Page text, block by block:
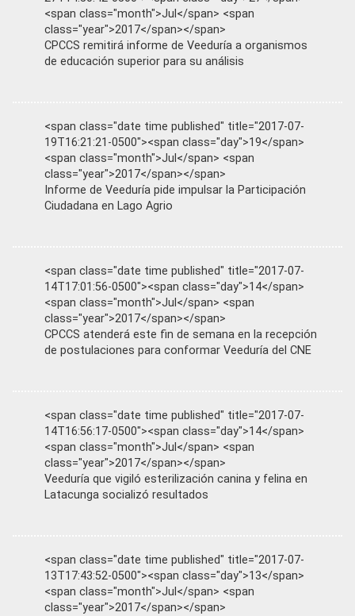
<span class="month">Jul</span> <span
class="year">2017</span></span>
CPCCS remitirá informe de Veeduría a organismos
de educación superior para su análisis
<span class="date time published" title="2017-07-
19T16:21:21-0500"><span class="day">19</span>
<span class="month">Jul</span> <span
class="year">2017</span></span>
Informe de Veeduría pide impulsar la Participación
Ciudadana en Lago Agrio
<span class="date time published" title="2017-07-
14T17:01:56-0500"><span class="day">14</span>
<span class="month">Jul</span> <span
class="year">2017</span></span>
CPCCS atenderá este fin de semana en la recepción
de postulaciones para conformar Veeduría del CNE
<span class="date time published" title="2017-07-
14T16:56:17-0500"><span class="day">14</span>
<span class="month">Jul</span> <span
class="year">2017</span></span>
Veeduría que vigiló esterilización canina y felina en
Latacunga socializó resultados
<span class="date time published" title="2017-07-
13T17:43:52-0500"><span class="day">13</span>
<span class="month">Jul</span> <span
class="year">2017</span></span>